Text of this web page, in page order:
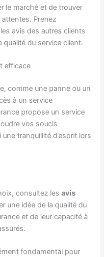
le marché et de trouver
attentes. Prenez
avis des autres clients
qualité du service client.
efficace
comme une panne ou un
à un service
propose un service
vos soucis
tranquillité d’esprit lors
consultez lesavis
une idée de la qualité du
et de leur capacité à
fondamental pour